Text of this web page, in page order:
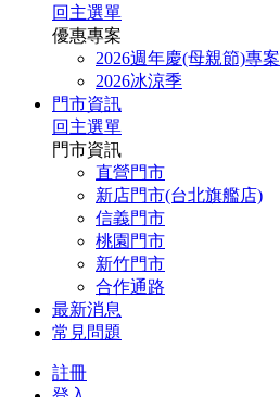
回主選單
優惠專案
2026週年慶(母親節)專案
2026冰涼季
門市資訊
回主選單
門市資訊
直營門市
新店門市(台北旗艦店)
信義門市
桃園門市
新竹門市
合作通路
最新消息
常見問題
註冊